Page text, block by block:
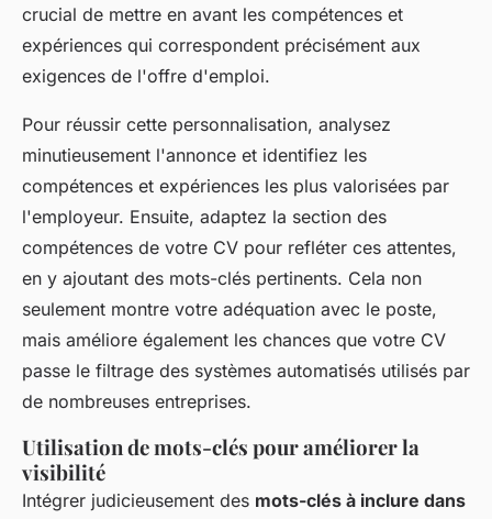
crucial de mettre en avant les compétences et
expériences qui correspondent précisément aux
exigences de l'offre d'emploi.
Pour réussir cette personnalisation, analysez
minutieusement l'annonce et identifiez les
compétences et expériences les plus valorisées par
l'employeur. Ensuite, adaptez la section des
compétences de votre CV pour refléter ces attentes,
en y ajoutant des mots-clés pertinents. Cela non
seulement montre votre adéquation avec le poste,
mais améliore également les chances que votre CV
passe le filtrage des systèmes automatisés utilisés par
de nombreuses entreprises.
Utilisation de mots-clés pour améliorer la
visibilité
Intégrer judicieusement des mots-clés à inclure dans